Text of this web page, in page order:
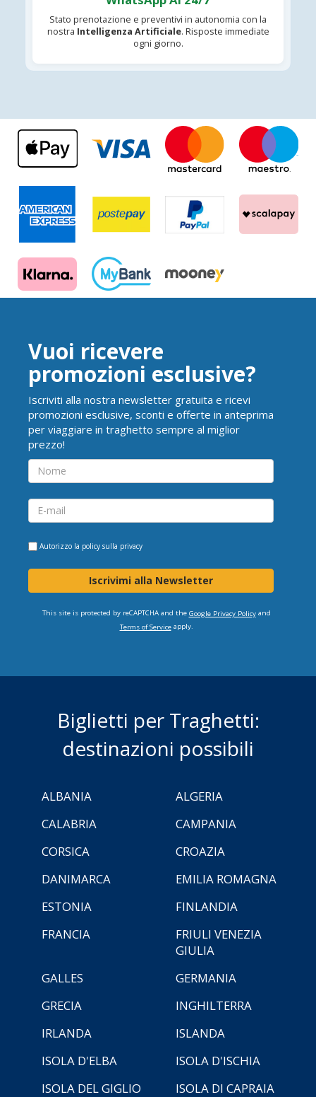
Stato prenotazione e preventivi in autonomia con la
nostra Intelligenza Artificiale. Risposte immediate
ogni giorno.
Vuoi ricevere
promozioni esclusive?
Iscriviti alla nostra newsletter gratuita e ricevi
promozioni esclusive, sconti e offerte in anteprima
per viaggiare in traghetto sempre al miglior
prezzo!
Autorizzo la policy sulla privacy
Iscrivimi alla Newsletter
This site is protected by reCAPTCHA and the Google Privacy Policyand
Terms of Serviceapply.
Biglietti per Traghetti:
destinazioni possibili
ALBANIA
ALGERIA
CALABRIA
CAMPANIA
CORSICA
CROAZIA
DANIMARCA
EMILIA ROMAGNA
ESTONIA
FINLANDIA
FRANCIA
FRIULI VENEZIA
GIULIA
GALLES
GERMANIA
GRECIA
INGHILTERRA
IRLANDA
ISLANDA
ISOLA D'ELBA
ISOLA D'ISCHIA
ISOLA DEL GIGLIO
ISOLA DI CAPRAIA